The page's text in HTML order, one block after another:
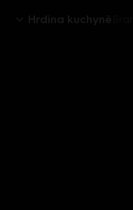
Hrdina kuchyně